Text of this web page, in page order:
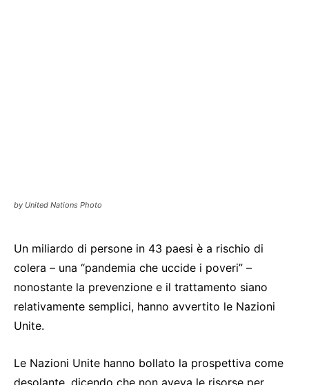
by United Nations Photo
Un miliardo di persone in 43 paesi è a rischio di
colera – una “pandemia che uccide i poveri” –
nonostante la prevenzione e il trattamento siano
relativamente semplici, hanno avvertito le Nazioni
Unite.
Le Nazioni Unite hanno bollato la prospettiva come
desolante, dicendo che non aveva le risorse per